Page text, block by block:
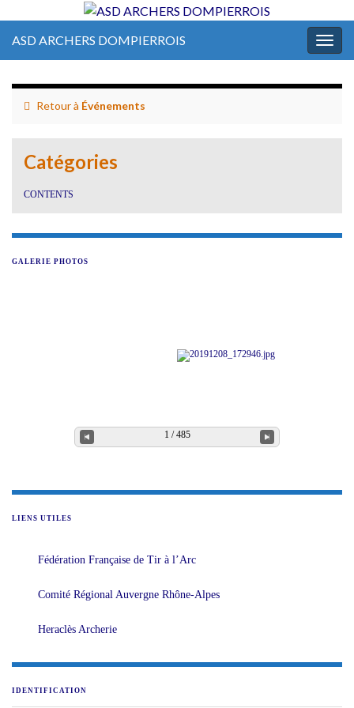
ASD ARCHERS DOMPIERROIS
Retour à Événements
Catégories
CONTENTS
GALERIE PHOTOS
1 / 485
LIENS UTILES
Fédération Française de Tir à l’Arc
Comité Régional Auvergne Rhône-Alpes
Heraclès Archerie
IDENTIFICATION